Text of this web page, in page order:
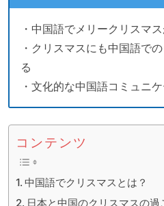
・中国語でメリークリスマ
・クリスマスにも中国語で
る
・文化的な中国語コミュニ
コンテンツ
中国語でクリスマスとは？
日本と中国のクリスマスの過